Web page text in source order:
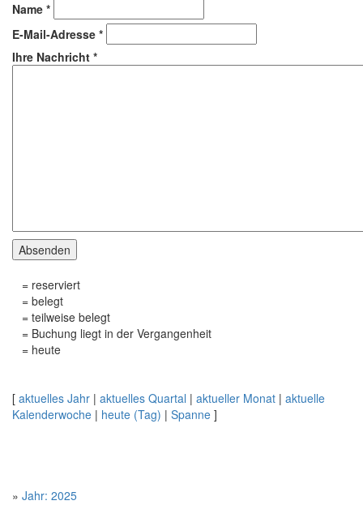
Name *
E-Mail-Adresse *
Ihre Nachricht *
Absenden
= reserviert
= belegt
= teilweise belegt
= Buchung liegt in der Vergangenheit
= heute
[ aktuelles Jahr | aktuelles Quartal | aktueller Monat | aktuelle
Kalenderwoche | heute (Tag) | Spanne ]
» Jahr: 2025